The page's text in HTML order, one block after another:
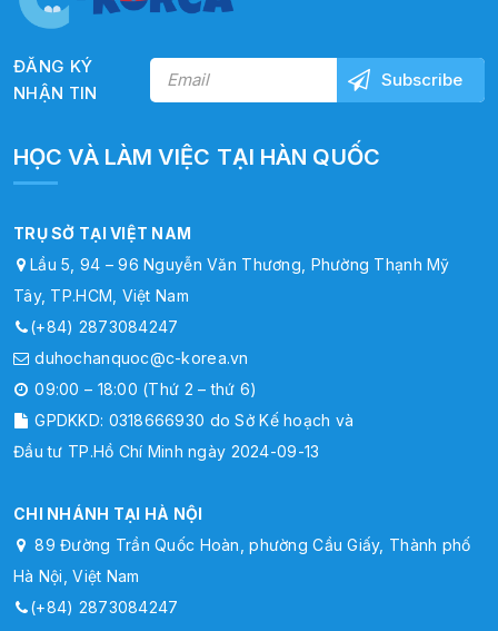
ĐĂNG KÝ
NHẬN TIN
HỌC VÀ LÀM VIỆC TẠI HÀN QUỐC
TRỤ SỞ TẠI VIỆT NAM
Lầu 5, 94 – 96 Nguyễn Văn Thương, Phường Thạnh Mỹ
Tây, TP.HCM, Việt Nam
(+84) 2873084247
duhochanquoc@c-korea.vn
09:00 – 18:00 (Thứ 2 – thứ 6)
GPDKKD: 0318666930 do Sở Kế hoạch và
Đầu tư TP.Hồ Chí Minh ngày 2024-09-13
CHI NHÁNH TẠI HÀ NỘI
89 Đường Trần Quốc Hoàn, phường Cầu Giấy, Thành phố
Hà Nội, Việt Nam
(+84) 2873084247